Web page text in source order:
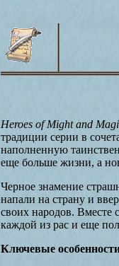
Hеroes of Might and
традиции серии в
наполненную
еще больше жизни, а
Черное знамение
напали на страну и
своих народов. Вместе
каждой из рас и еще
Ключевые